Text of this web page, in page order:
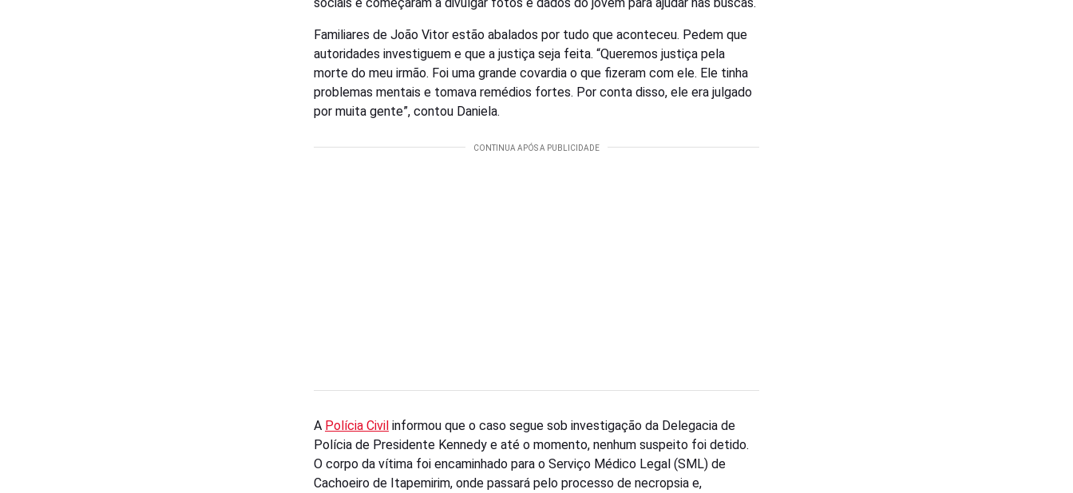
Familiares de João Vitor estão abalados por tudo que aconteceu. Pedem que
autoridades investiguem e que a justiça seja feita. “Queremos justiça pela
morte do meu irmão. Foi uma grande covardia o que fizeram com ele. Ele tinha
problemas mentais e tomava remédios fortes. Por conta disso, ele era julgado
por muita gente”, contou Daniela.
A Polícia Civil informou que o caso segue sob investigação da Delegacia de
Polícia de Presidente Kennedy e até o momento, nenhum suspeito foi detido.
O corpo da vítima foi encaminhado para o Serviço Médico Legal (SML) de
Cachoeiro de Itapemirim, onde passará pelo processo de necropsia e,